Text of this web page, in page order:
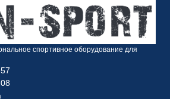
спортивное оборудование для